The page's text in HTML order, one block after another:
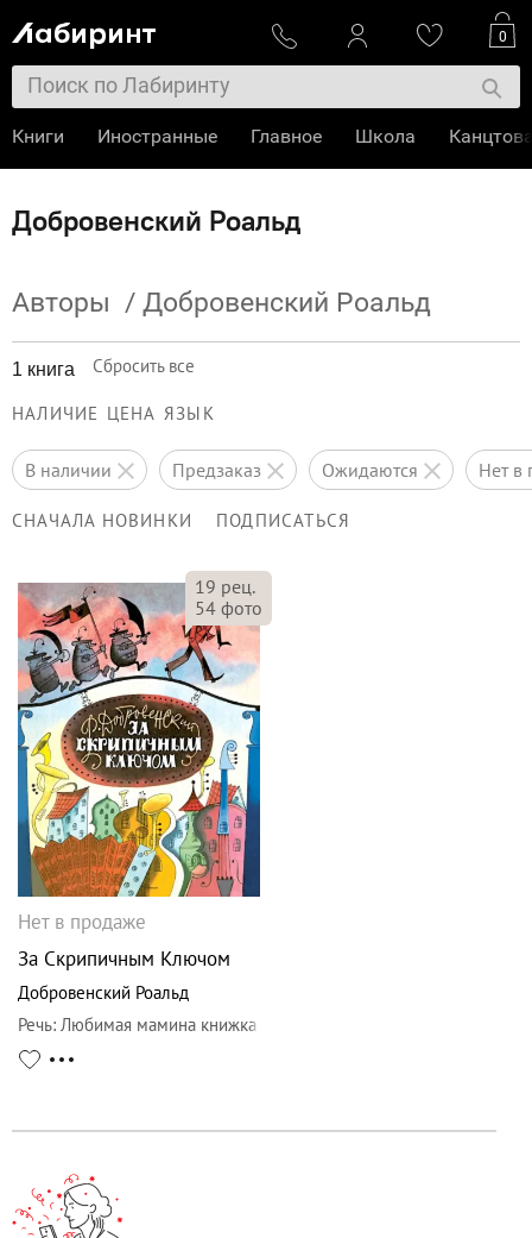
Добровенский Роальд
Авторы / Добровенский Роальд
1 книга Сбросить все
НАЛИЧИЕ ЦЕНА ЯЗЫК
в наличии предзаказ ожидаются нет
СНАЧАЛА НОВИНКИ ПОДПИСАТЬСЯ
19 рец.
54 фото
Нет в продаже
За Скрипичным Ключом
Добровенский Роальд
Речь: Любимая мамина книжка
0
Книги Иностранные Главное Школа